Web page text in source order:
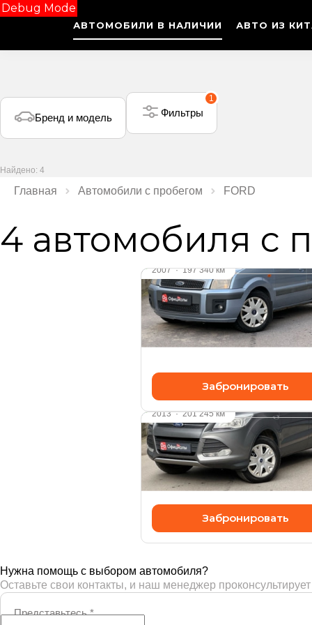
Debug Mode
АВТОМОБИЛИ В НАЛИЧИИ АВТО ИЗ
Бренд и модель
1
Фильтры
Найдено: 4
Главная Автомобили с пробегом FORD
4 автомобиля с
Видео
2007·197 340 км
FORD Fusion
1.6 л (101 л.с.), АКПП, бензин,
передний
470 000 ₽
Забронировать
2013·201 245 км
FORD KUGA
1.6 л (150 л.с.), АКПП, бензин,
880 000 ₽
Забронировать
Нужна помощь с выбором автомобиля?
Оставьте свои контакты, и наш менеджер
Представьтесь*